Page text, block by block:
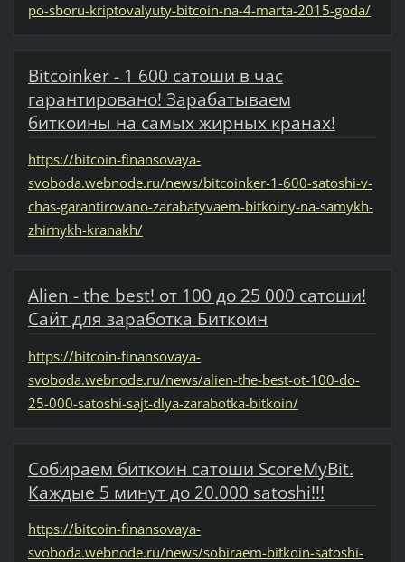
po-sboru-kriptovalyuty-bitcoin-na-4-marta-2015-goda/
Bitcoinker - 1 600 сатоши в час
гарантировано! Зарабатываем
биткоины на самых жирных кранах!
https://bitcoin-finansovaya-
svoboda.webnode.ru/news/bitcoinker-1-600-satoshi-v-
chas-garantirovano-zarabatyvaem-bitkoiny-na-samykh-
zhirnykh-kranakh/
Alien - the best! от 100 до 25 000 сатоши!
Сайт для заработка Биткоин
https://bitcoin-finansovaya-
svoboda.webnode.ru/news/alien-the-best-ot-100-do-
25-000-satoshi-sajt-dlya-zarabotka-bitkoin/
Собираем биткоин сатоши ScoreMyBit.
Каждые 5 минут до 20.000 satoshi!!!
https://bitcoin-finansovaya-
svoboda.webnode.ru/news/sobiraem-bitkoin-satoshi-